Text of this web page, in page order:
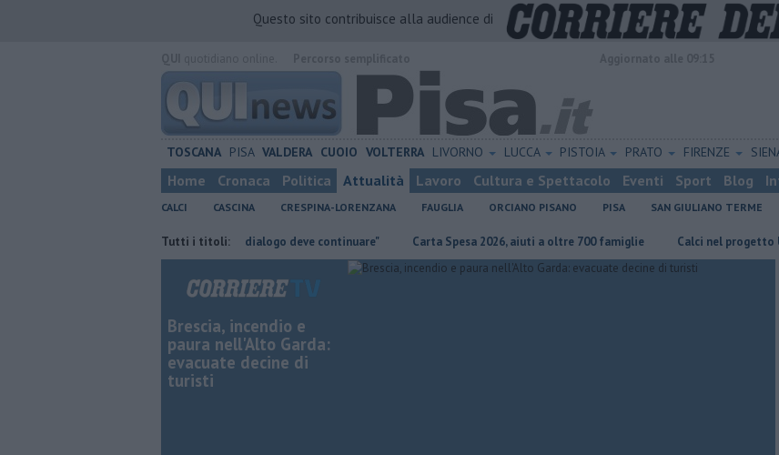
Questo sito contribuisce alla audience di
TOSCANA PISA VALDERA CUOIO VOLTERRA LIVORNO LUCCA PISTOIA PRATO FIRENZE
Home Cronaca Politica Attualità Lavoro Cultura e Spettacolo Eventi Sport Blog
CALCI CASCINA CRESPINA-LORENZANA FAUGLIA ORCIANO PISANO PISA SAN GIULIANO TERME
Tutti i titoli:
Takeda, Pasqualino, "Il dialogo deve continuare" Carta Spesa 2026, aiuti a oltre 700 famiglie Calci nel progetto Ue per
Brescia, incendio e
paura nell'Alto Garda:
evacuate decine di
turisti